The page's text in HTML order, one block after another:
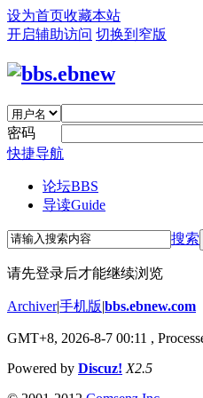
设为首页收藏本站
开启辅助访问 切换到窄版
密码
快捷导航
论坛BBS
导读Guide
搜索
请先登录后才能继续浏览
Archiver|手机版|bbs.ebnew.com
GMT+8, 2026-8-7 00:11 ,
Powered by Discuz! X2.5